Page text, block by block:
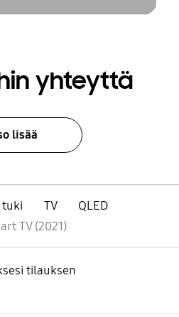
yhteyttä
lisää
tuki TV
QLED
TV (2021)
tilauksen